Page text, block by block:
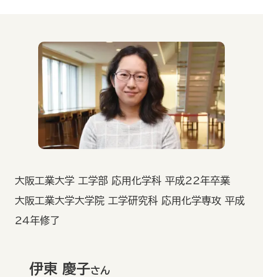
大阪工業大学 工学部 応用化学科 平成22年卒業
大阪工業大学大学院 工学研究科 応用化学専攻 平成
24年修了
伊東 慶子さん